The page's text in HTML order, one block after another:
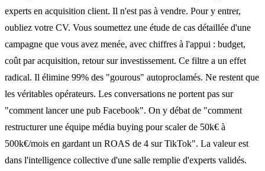
experts en acquisition client. Il n'est pas à vendre. Pour y entrer,
oubliez votre CV. Vous soumettez une étude de cas détaillée d'une
campagne que vous avez menée, avec chiffres à l'appui : budget,
coût par acquisition, retour sur investissement. Ce filtre a un effet
radical. Il élimine 99% des "gourous" autoproclamés. Ne restent que
les véritables opérateurs. Les conversations ne portent pas sur
"comment lancer une pub Facebook". On y débat de "comment
restructurer une équipe média buying pour scaler de 50k€ à
500k€/mois en gardant un ROAS de 4 sur TikTok". La valeur est
dans l'intelligence collective d'une salle remplie d'experts validés.